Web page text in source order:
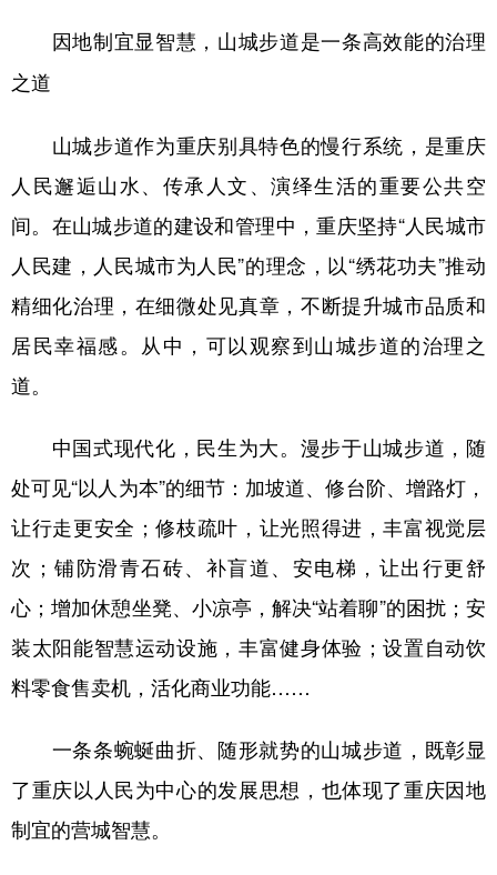
因地制宜显智慧，山城步道是一条高效能的治理
之道
山城步道作为重庆别具特色的慢行系统，是重庆
人民邂逅山水、传承人文、演绎生活的重要公共空
间。在山城步道的建设和管理中，重庆坚持“人民城市
人民建，人民城市为人民”的理念，以“绣花功夫”推动
精细化治理，在细微处见真章，不断提升城市品质和
居民幸福感。从中，可以观察到山城步道的治理之
道。
中国式现代化，民生为大。漫步于山城步道，随
处可见“以人为本”的细节：加坡道、修台阶、增路灯，
让行走更安全；修枝疏叶，让光照得进，丰富视觉层
次；铺防滑青石砖、补盲道、安电梯，让出行更舒
心；增加休憩坐凳、小凉亭，解决“站着聊”的困扰；安
装太阳能智慧运动设施，丰富健身体验；设置自动饮
料零食售卖机，活化商业功能……
一条条蜿蜒曲折、随形就势的山城步道，既彰显
了重庆以人民为中心的发展思想，也体现了重庆因地
制宜的营城智慧。